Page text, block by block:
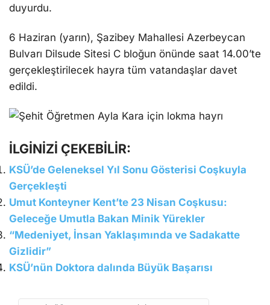
duyurdu.
6 Haziran (yarın), Şazibey Mahallesi Azerbeycan
Bulvarı Dilsude Sitesi C bloğun önünde saat 14.00’te
gerçekleştirilecek hayra tüm vatandaşlar davet
edildi.
İLGİNİZİ ÇEKEBİLİR:
KSÜ’de Geleneksel Yıl Sonu Gösterisi Coşkuyla
Gerçekleşti
Umut Konteyner Kent’te 23 Nisan Coşkusu:
Geleceğe Umutla Bakan Minik Yürekler
“Medeniyet, İnsan Yaklaşımında ve Sadakatte
Gizlidir”
KSÜ’nün Doktora dalında Büyük Başarısı